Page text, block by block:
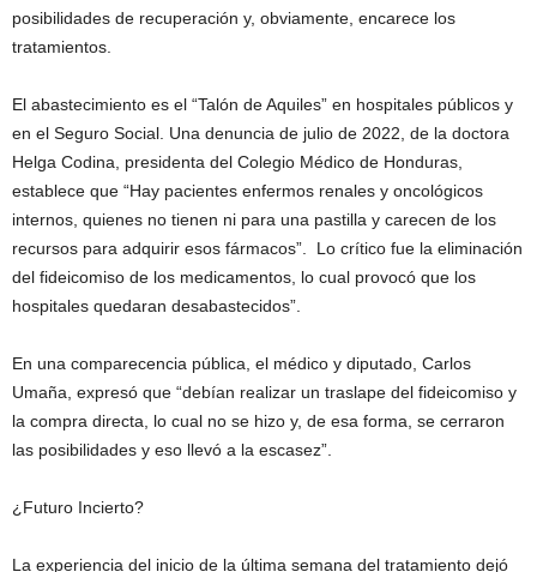
posibilidades de recuperación y, obviamente, encarece los
tratamientos.
El abastecimiento es el “Talón de Aquiles” en hospitales públicos y
en el Seguro Social. Una denuncia de julio de 2022, de la doctora
Helga Codina, presidenta del Colegio Médico de Honduras,
establece que “Hay pacientes enfermos renales y oncológicos
internos, quienes no tienen ni para una pastilla y carecen de los
recursos para adquirir esos fármacos”. Lo crítico fue la eliminación
del fideicomiso de los medicamentos, lo cual provocó que los
hospitales quedaran desabastecidos”.
En una comparecencia pública, el médico y diputado, Carlos
Umaña, expresó que “debían realizar un traslape del fideicomiso y
la compra directa, lo cual no se hizo y, de esa forma, se cerraron
las posibilidades y eso llevó a la escasez”.
¿Futuro Incierto?
La experiencia del inicio de la última semana del tratamiento dejó